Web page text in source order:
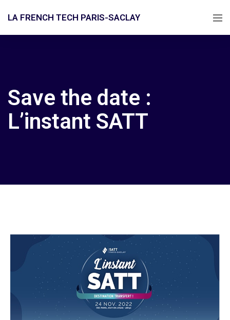
LA FRENCH TECH PARIS-SACLAY
Save the date :
L’instant SATT